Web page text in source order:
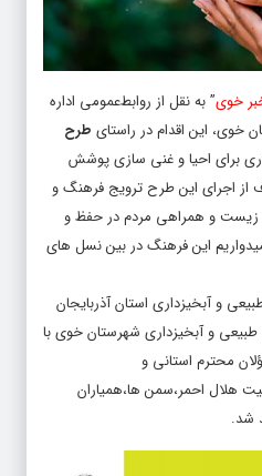
خوی” به نقل از روابط‌عمومی اداره
خوی، این اقدام در راستای طرح
برای احیا و غنی سازی پوشش
اجرای این طرح ترویج فرهنگ و
و همراهی مردم در حفظ و
این فرهنگ در بین نسل های
و آبخیزداری استان آذربایجان
طبیعی و آبخیزداری شهرستان خوی با
محترم استانی و
هلال احمر،سمن ها،همیاران
شد.